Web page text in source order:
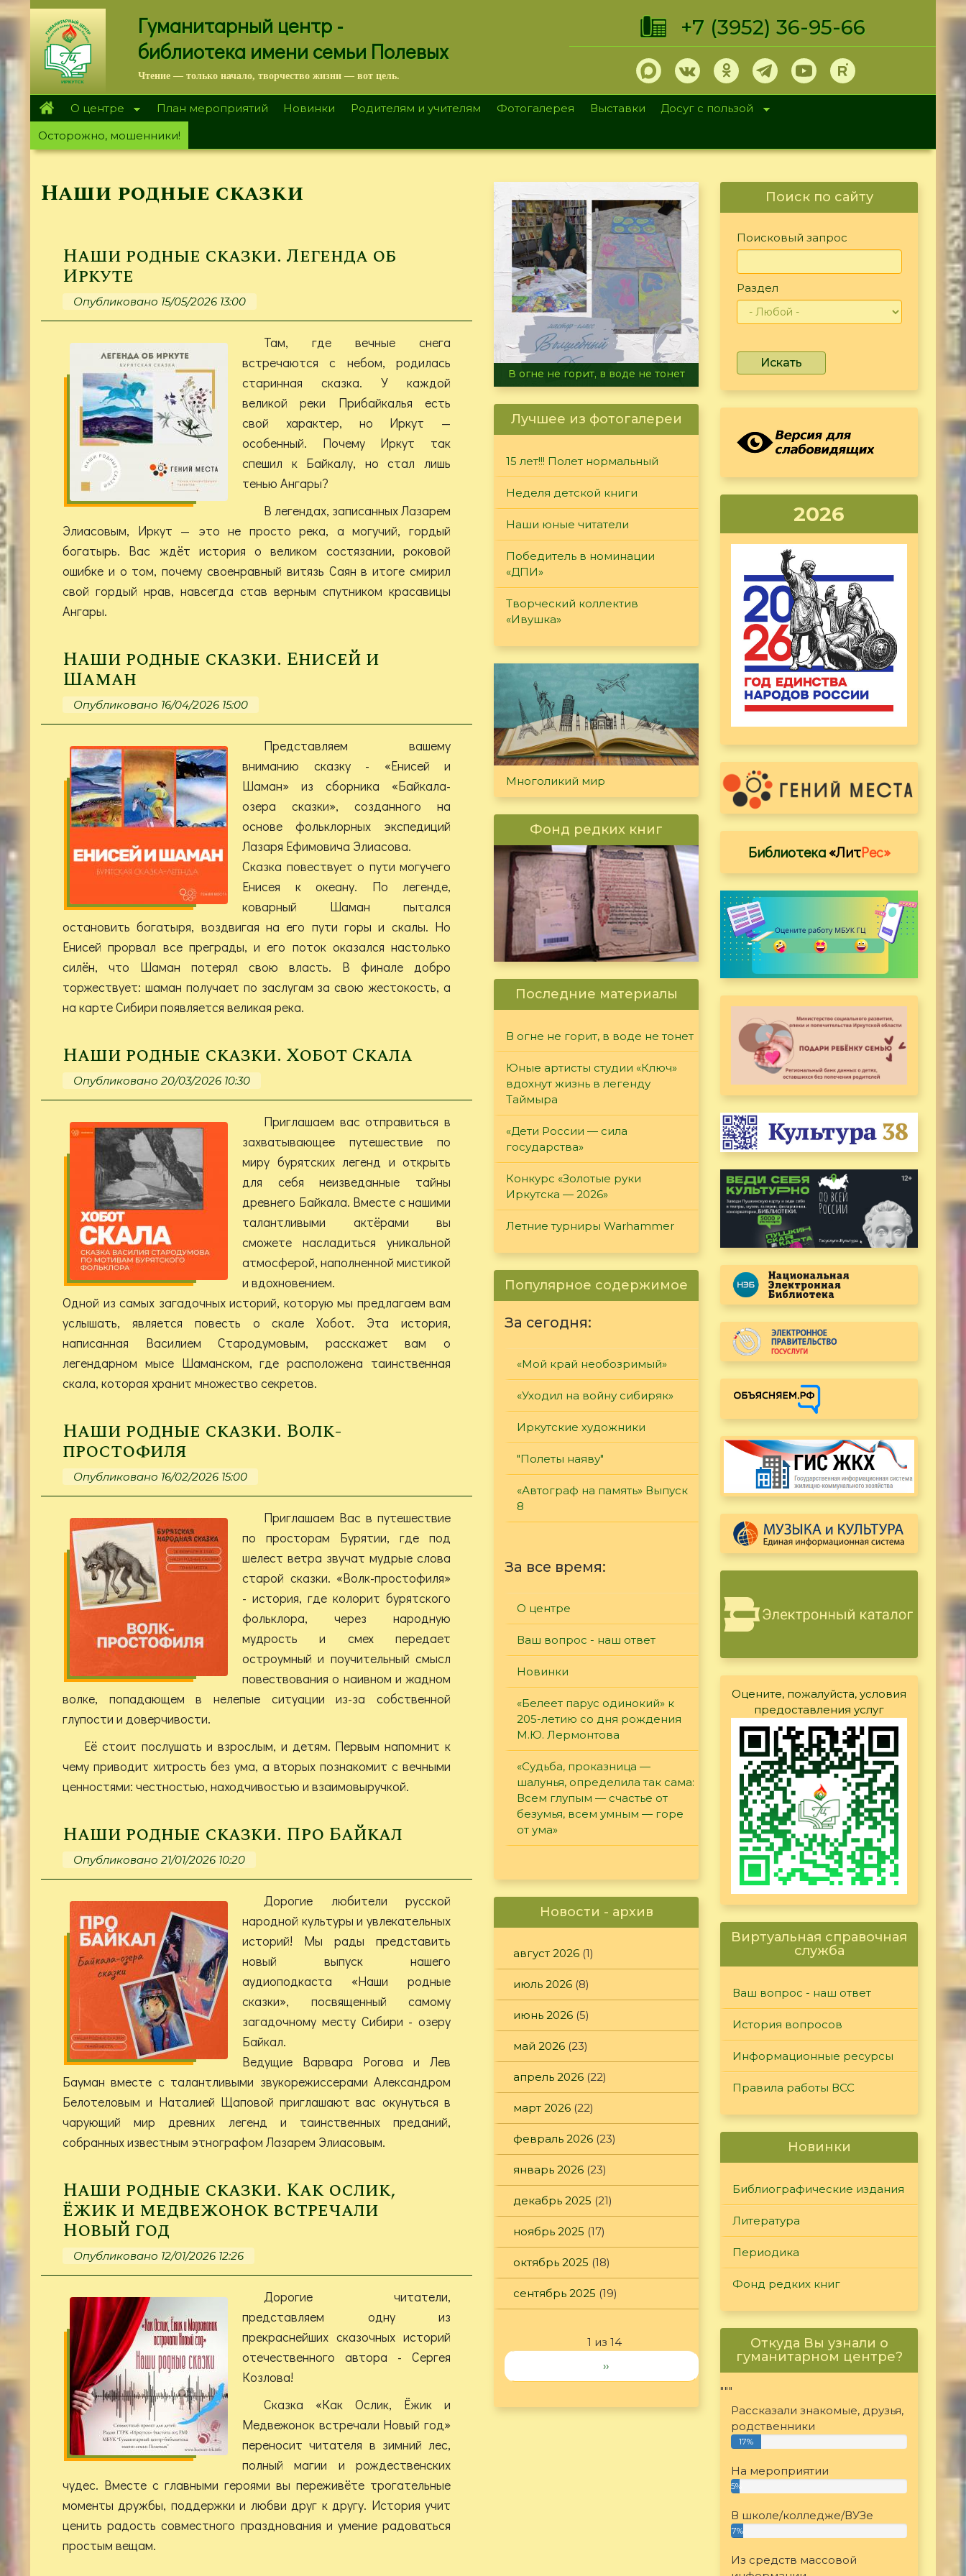
Перейти
к
основному
содержанию
Гуманитарный центр -
библиотека имени семьи Полевых
Чтение — только начало, творчество жизни — вот цель.
+7 (3952) 36-95-66
О центре План мероприятий Новинки Родителям и учителям Фотогалерея Выставки
Досуг с пользой
Осторожно, мошенники!
Наши родные сказки
Наши родные сказки. Легенда об
Иркуте
Опубликовано 15/05/2026 13:00
Там, где вечные снега
встречаются с небом, родилась
старинная сказка. У каждой
великой реки Прибайкалья есть
свой характер, но Иркут —
особенный. Почему Иркут так
спешил к Байкалу, но стал лишь
тенью Ангары?
В легендах, записанных Лазарем
Элиасовым, Иркут — это не просто река, а могучий, гордый
богатырь. Вас ждёт история о великом состязании, роковой
ошибке и о том, почему своенравный витязь Саян в итоге смирил
свой гордый нрав, навсегда став верным спутником красавицы
Ангары.
Наши родные сказки. Енисей и
Шаман
Опубликовано 16/04/2026 15:00
Представляем вашему
вниманию сказку - «Енисей и
Шаман» из сборника «Байкала-
озера сказки», созданного на
основе фольклорных экспедиций
Лазаря Ефимовича Элиасова.
Сказка повествует о пути могучего
Енисея к океану. По легенде,
коварный Шаман пытался
остановить богатыря, воздвигая на его пути горы и скалы. Но
Енисей прорвал все преграды, и его поток оказался настолько
силён, что Шаман потерял свою власть. В финале добро
торжествует: шаман получает по заслугам за свою жестокость, а
на карте Сибири появляется великая река.
Наши родные сказки. Хобот Скала
Опубликовано 20/03/2026 10:30
Приглашаем вас отправиться в
захватывающее путешествие по
миру бурятских легенд и открыть
для себя неизведанные тайны
древнего Байкала. Вместе с нашими
талантливыми актёрами вы
сможете насладиться уникальной
атмосферой, наполненной мистикой
и вдохновением.
Одной из самых загадочных историй, которую мы предлагаем вам
услышать, является повесть о скале Хобот. Эта история,
написанная Василием Стародумовым, расскажет вам о
легендарном мысе Шаманском, где расположена таинственная
скала, которая хранит множество секретов.
Наши родные сказки. Волк-
простофиля
Опубликовано 16/02/2026 15:00
Приглашаем Вас в путешествие
по просторам Бурятии, где под
шелест ветра звучат мудрые слова
старой сказки. «Волк-простофиля»
- история, где колорит бурятского
фольклора, через народную
мудрость и смех передает
остроумный и поучительный смысл
повествования о наивном и жадном
волке, попадающем в нелепые ситуации из-за собственной
глупости и доверчивости.
Её стоит послушать и взрослым, и детям. Первым напомнит к
чему приводит хитрость без ума, а вторых познакомит с вечными
ценностями: честностью, находчивостью и взаимовыручкой.
Наши родные сказки. Про Байкал
Опубликовано 21/01/2026 10:20
Дорогие любители русской
народной культуры и увлекательных
историй! Мы рады представить
новый выпуск нашего
аудиоподкаста «Наши родные
сказки», посвященный самому
загадочному месту Сибири - озеру
Байкал.
Ведущие Варвара Рогова и Лев
Бауман вместе с талантливыми звукорежиссерами Александром
Белотеловым и Наталией Щаповой приглашают вас окунуться в
чарующий мир древних легенд и таинственных преданий,
собранных известным этнографом Лазарем Элиасовым.
Наши родные сказки. Как ослик,
ёжик и медвежонок встречали
Новый год
Опубликовано 12/01/2026 12:26
Дорогие читатели,
представляем одну из
прекраснейших сказочных историй
отечественного автора - Сергея
Козлова!
Сказка «Как Ослик, Ёжик и
Медвежонок встречали Новый год»
переносит читателя в зимний лес,
полный магии и рождественских
чудес. Вместе с главными героями вы переживёте трогательные
моменты дружбы, поддержки и любви друг к другу. История учит
ценить радость совместного празднования и умение радоваться
простым вещам.
Летние турниры Warhammer
Лучшее из фотогалереи
15 лет!!! Полет нормальный
Неделя детской книги
Наши юные читатели
Победитель в номинации
«ДПИ»
Творческий коллектив
«Ивушка»
Многоликий мир
Фонд редких книг
Последние материалы
В огне не горит, в воде не тонет
Юные артисты студии «Ключ»
вдохнут жизнь в легенду
Таймыра
«Дети России — сила
государства»
Конкурс «Золотые руки
Иркутска — 2026»
Летние турниры Warhammer
Популярное содержимое
За сегодня:
«Мой край необозримый»
«Уходил на войну сибиряк»
Иркутские художники
"Полеты наяву"
«Автограф на память» Выпуск
8
За все время:
О центре
Ваш вопрос - наш ответ
Новинки
«Белеет парус одинокий» к
205-летию со дня рождения
М.Ю. Лермонтова
«Судьба, проказница —
шалунья, определила так сама:
Всем глупым — счастье от
безумья, всем умным — горе
от ума»
Новости - архив
август 2026 (1)
июль 2026 (8)
июнь 2026 (5)
май 2026 (23)
апрель 2026 (22)
март 2026 (22)
февраль 2026 (23)
январь 2026 (23)
декабрь 2025 (21)
ноябрь 2025 (17)
октябрь 2025 (18)
сентябрь 2025 (19)
1 из 14
››
Поиск по сайту
Поисковый запрос
Раздел
Искать
2026
Библиотека«ЛитРес»
Оцените, пожалуйста, условия
предоставления услуг
Виртуальная справочная
служба
Ваш вопрос - наш ответ
История вопросов
Информационные ресурсы
Правила работы ВСС
Новинки
Библиографические издания
Литература
Периодика
Фонд редких книг
Откуда Вы узнали о
гуманитарном центре?
"""
Рассказали знакомые, друзья,
родственники
17%
На мероприятии
5%
В школе/колледже/ВУЗе
7%
Из средств массовой